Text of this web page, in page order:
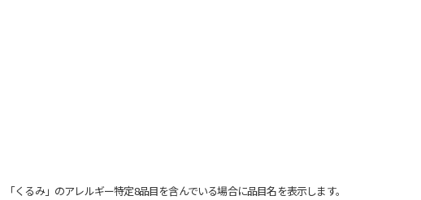
くるみ」のアレルギー特定8品目を含んでいる場合に品目名を表示します。